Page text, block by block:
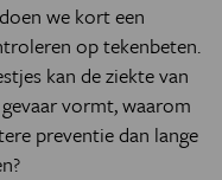
we kort een
op tekenbeten.
kan de ziekte van
vormt, waarom
preventie dan lange